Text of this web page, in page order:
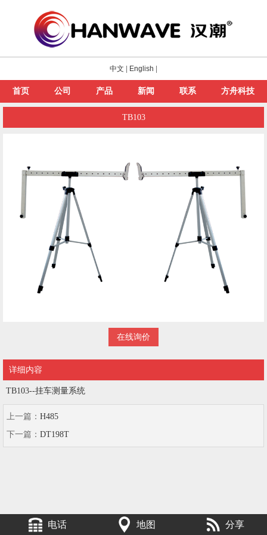
中文 English
首页 公司 产品 新闻 联系 方舟科技
TB103
在线询价
详细内容
TB103--挂车测量系统
上一篇： H485
下一篇： DT198T
电话 地图 分享